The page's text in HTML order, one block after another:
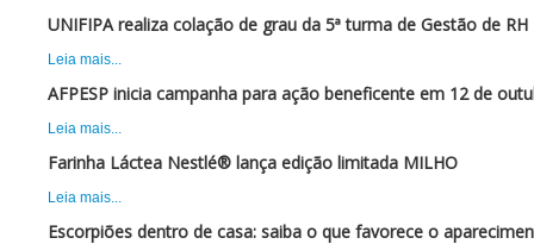
UNIFIPA realiza colação de grau da 5ª turma de Gestão de RH
Leia mais...
AFPESP inicia campanha para ação beneficente em 12 de
Leia mais...
Farinha Láctea Nestlé® lança edição limitada MILHO
Leia mais...
Escorpiões dentro de casa: saiba o que favorece o